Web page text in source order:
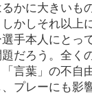
かに大きいも
かしそれ以上
手本人にとっ
題だろう。全く
言葉」の不自
プレーにも影